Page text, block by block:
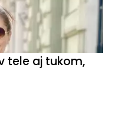
tele aj tukom,